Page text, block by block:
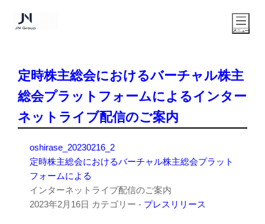
定時株主総会におけるバーチャル株主
総会プラットフォームによるインター
ネットライブ配信のご案内
oshirase_20230216_2
定時株主総会におけるバーチャル株主総会プラット
フォームによる
インターネットライブ配信のご案内
2023年2月16日 カテゴリー - プレスリリース